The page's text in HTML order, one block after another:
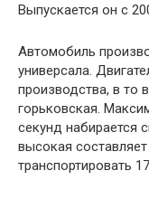
Выпускается он с
Автомобиль
универсала.
производства, в то
горьковская.
секунд набирается
высокая
транспортировать